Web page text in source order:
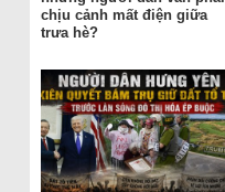
chịu cảnh mất điện giữa
trưa hè?